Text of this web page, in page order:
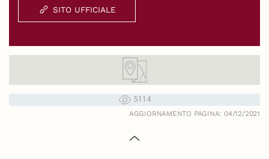
SITO UFFICIALE
5114
AGGIORNAMENTO PAGINA: 04/12/2021